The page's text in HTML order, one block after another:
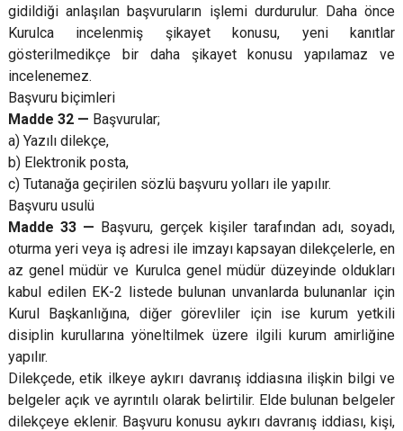
gidildiği anlaşılan başvuruların işlemi durdurulur. Daha önce
Kurulca incelenmiş şikayet konusu, yeni kanıtlar
gösterilmedikçe bir daha şikayet konusu yapılamaz ve
incelenemez.
Başvuru biçimleri
Madde 32 — Başvurular;
a) Yazılı dilekçe,
b) Elektronik posta,
c) Tutanağa geçirilen sözlü başvuru yolları ile yapılır.
Başvuru usulü
Madde 33 — Başvuru, gerçek kişiler tarafından adı, soyadı,
oturma yeri veya iş adresi ile imzayı kapsayan dilekçelerle, en
az genel müdür ve Kurulca genel müdür düzeyinde oldukları
kabul edilen EK-2 listede bulunan unvanlarda bulunanlar için
Kurul Başkanlığına, diğer görevliler için ise kurum yetkili
disiplin kurullarına yöneltilmek üzere ilgili kurum amirliğine
yapılır.
Dilekçede, etik ilkeye aykırı davranış iddiasına ilişkin bilgi ve
belgeler açık ve ayrıntılı olarak belirtilir. Elde bulunan belgeler
dilekçeye eklenir. Başvuru konusu aykırı davranış iddiası, kişi,